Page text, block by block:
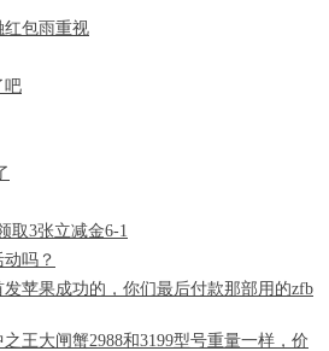
红包雨重视
吧
取3张立减金6-1
吗？
苹果成功的，你们最后付款那部用的zfb
王大闸蟹2988和3199型号重量一样，价